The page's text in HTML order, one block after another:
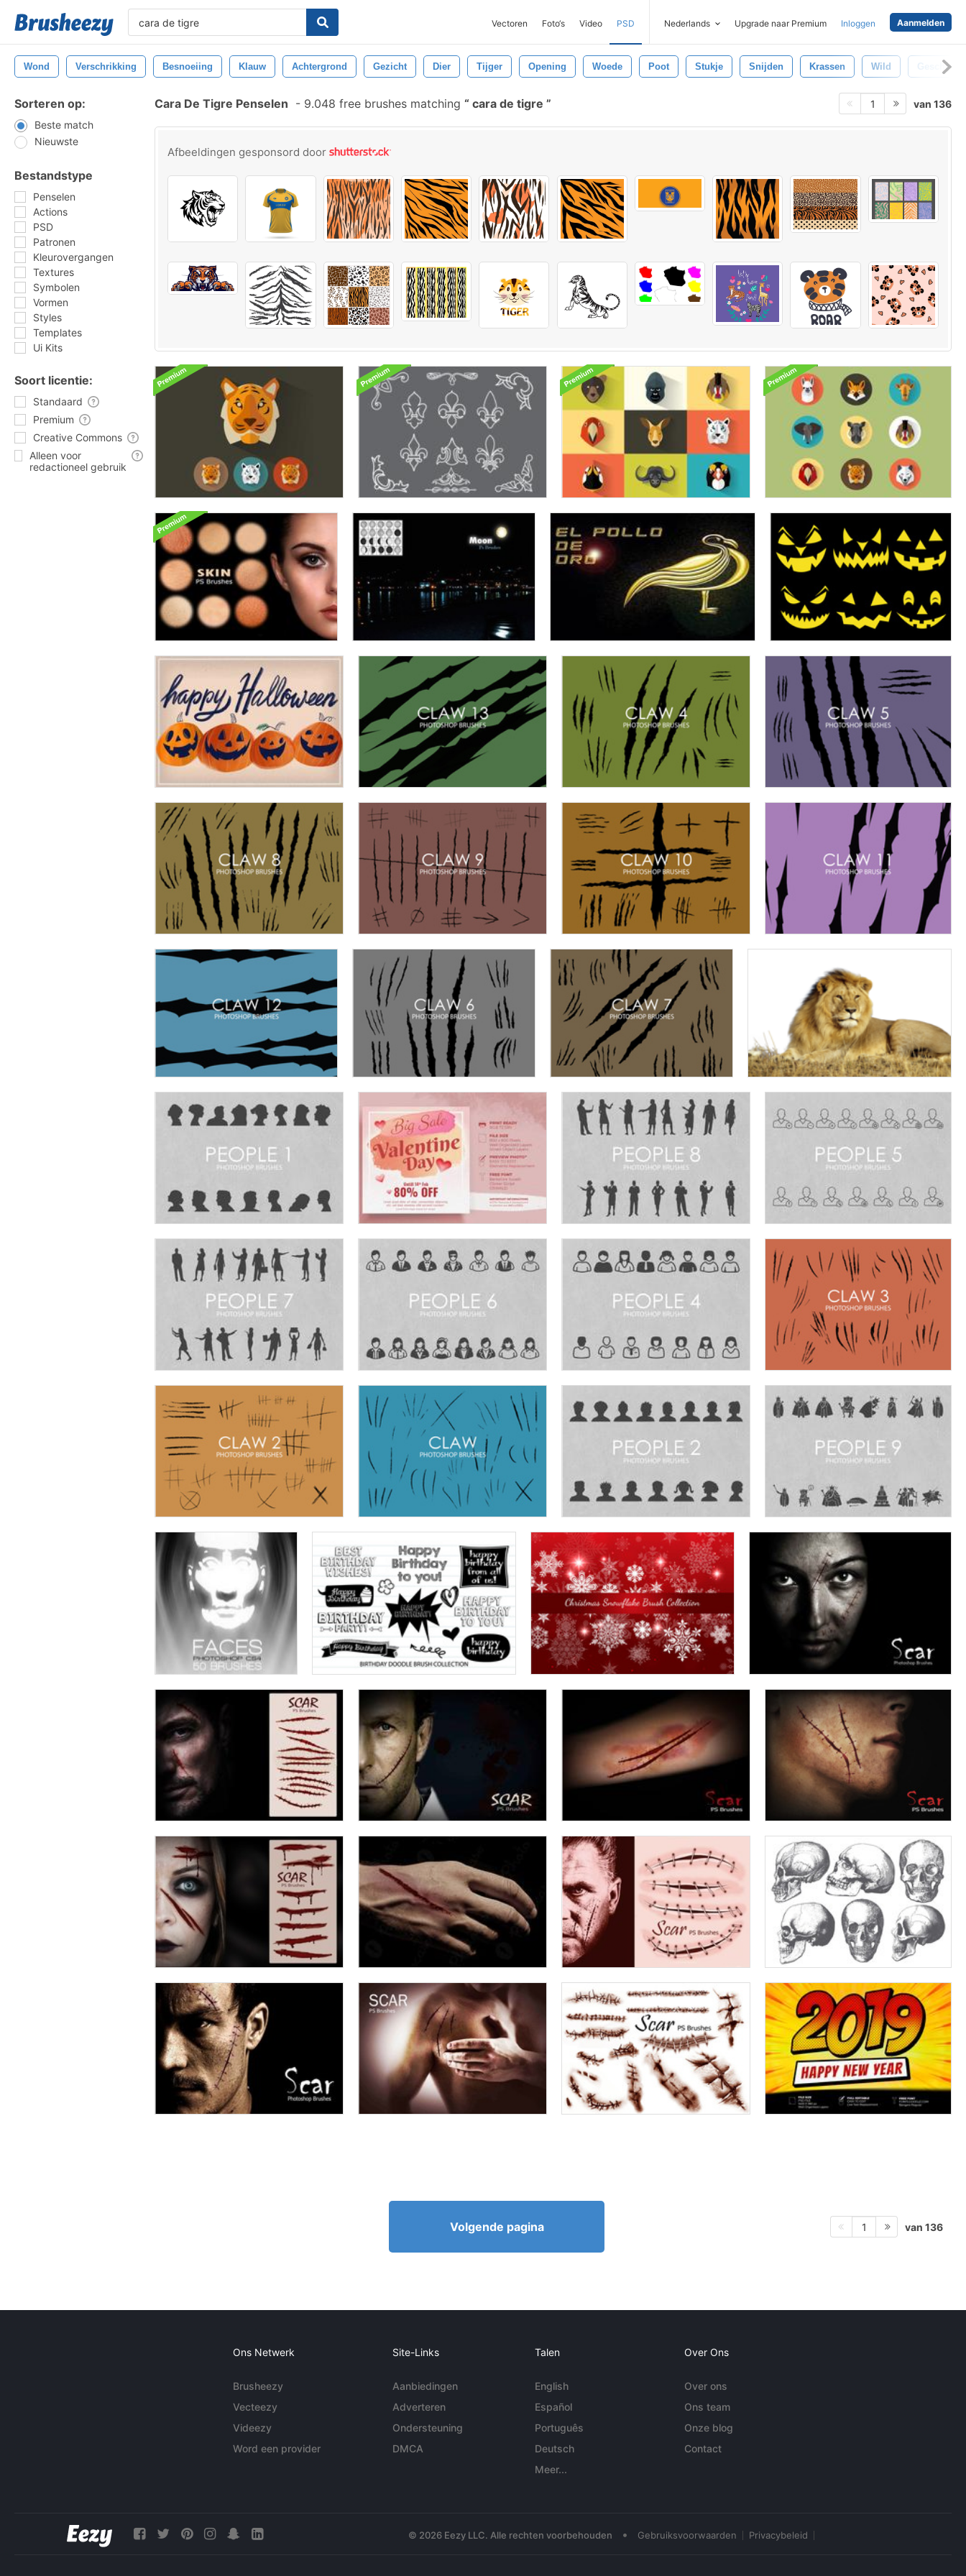
Vectoren Foto‘s Video PSD Nederlands Upgrade naar Premium Inloggen Aanmelden
Wond Verschrikking Besnoeiing Klauw Achtergrond Gezicht Dier Tijger Opening Woede Poot Stukje Snijden Krassen Wild Gescheurd
Sorteren op:
Beste match
Nieuwste
Bestandstype
Penselen
Actions
PSD
Patronen
Kleurovergangen
Textures
Symbolen
Vormen
Styles
Templates
Ui Kits
Soort licentie:
Standaard
Premium
Creative Commons
Alleen voor
redactioneel gebruik
Cara De Tigre Penselen - 9.048 free brushes matching cara de tigre 1 van 136
Afbeeldingen gesponsord door
Volgende pagina 1 van 136
Ons Netwerk
Brusheezy
Vecteezy
Videezy
Word een provider
Site-Links
Aanbiedingen
Adverteren
Ondersteuning
DMCA
Talen
English
Español
Português
Deutsch
Meer...
Over Ons
Over ons
Ons team
Onze blog
Contact
© 2026 Eezy LLC. Alle rechten voorbehouden • Gebruiksvoorwaarden Privacybeleid